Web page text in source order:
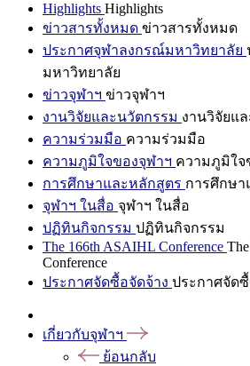
Highlights Highlights
ข่าวสารทั้งหมด ข่าวสารทั้งหมด
ประกาศจุฬาลงกรณ์มหาวิทยาลัย
มหาวิทยาลัย
ข่าวจุฬาฯ ข่าวจุฬาฯ
งานวิจัยและนวัตกรรม งานวิจัยแ
ความร่วมมือ ความร่วมมือ
ความภูมิใจของจุฬาฯ ความภูมิใจ
การศึกษาและหลักสูตร การศึกษา
จุฬาฯ ในสื่อ จุฬาฯ ในสื่อ
ปฏิทินกิจกรรม ปฏิทินกิจกรรม
The 166th ASAIHL Conference
Conference
ประกาศจัดซื้อจัดจ้าง ประกาศจัด
เกี่ยวกับจุฬาฯ
ย้อนกลับ